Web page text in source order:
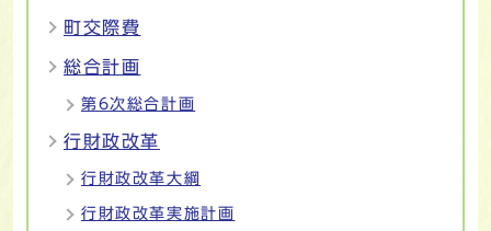
町交際費
総合計画
第6次総合計画
行財政改革
行財政改革大綱
行財政改革実施計画